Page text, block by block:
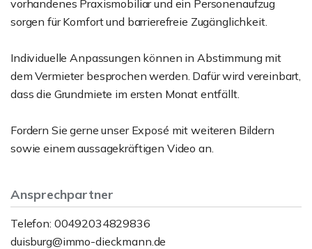
vorhandenes Praxismobiliar und ein Personenaufzug
sorgen für Komfort und barrierefreie Zugänglichkeit.
Individuelle Anpassungen können in Abstimmung mit
dem Vermieter besprochen werden. Dafür wird vereinbart,
dass die Grundmiete im ersten Monat entfällt.
Fordern Sie gerne unser Exposé mit weiteren Bildern
sowie einem aussagekräftigen Video an.
Ansprechpartner
Telefon: 00492034829836
duisburg@immo-dieckmann.de